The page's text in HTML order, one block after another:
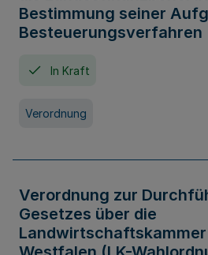
Bestimmung seiner
Besteuerungsverfahren
In Kraft
Verordnung
Verordnung zur
Gesetzes über die